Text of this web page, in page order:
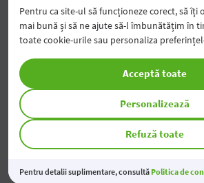
Modificarea tarifelor pentru
Economiile tale prind valoare
03 Aug 2026
Pentru ca site-ul să funcționeze corect, să îți
mai bună și să ne ajute să-l îmbunătățim în
toate cookie-urile sau personaliza
Refuză toate
Personalizează
Acceptă toate
Pentru detalii suplimentare, consultă Politica de